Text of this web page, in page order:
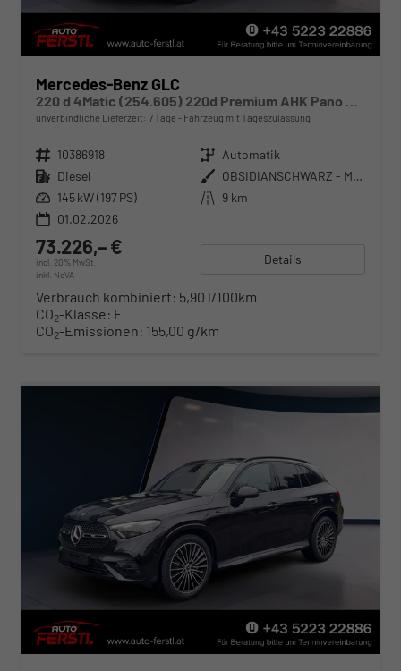
Mercedes-Benz GLC
220 d 4Matic (254.605) 220d Premium AHK Pano SitzKlima Distronic
unverbindliche Lieferzeit: 7 Tage Fahrzeug mit Tageszulassung
Fahrzeugnr. 10386918 Getriebe Automatik
Kraftstoff Diesel Außenfarbe
OBSIDIANSCHWARZ - METALLICLACK
Leistung 145 kW (197 PS) Kilometerstand 9 km
01.02.2026
73.226,– €
incl. 20% MwSt.
inkl. NoVA
Details
Verbrauch kombiniert: 5,90 l/100km
CO2-Klasse: E
CO2-Emissionen: 155,00 g/km